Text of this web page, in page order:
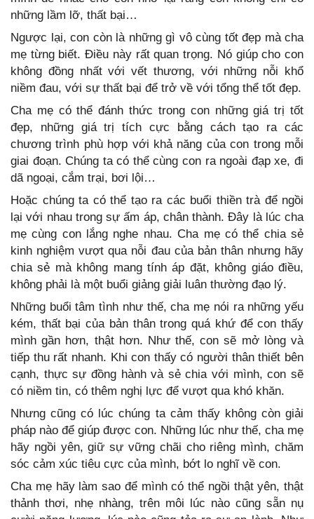
những lầm lỡ, thất bại…
Ngược lại, con còn là những gì vô cùng tốt đẹp mà cha
mẹ từng biết. Điều này rất quan trọng. Nó giúp cho con
không đồng nhất với vết thương, với những nỗi khổ
niềm đau, với sự thất bại để trở về với tổng thể tốt đẹp.
Cha mẹ có thể đánh thức trong con những giá trị tốt
đẹp, những giá trị tích cực bằng cách tạo ra các
chương trình phù hợp với khả năng của con trong mỗi
giai đoạn. Chúng ta có thể cùng con ra ngoài đạp xe, đi
dã ngoại, cắm trại, bơi lội…
Hoặc chúng ta có thể tạo ra các buổi thiền trà để ngồi
lại với nhau trong sự ấm áp, chân thành. Đây là lúc cha
mẹ cùng con lắng nghe nhau. Cha mẹ có thể chia sẻ
kinh nghiệm vượt qua nỗi đau của bản thân nhưng hãy
chia sẻ mà không mang tính áp đặt, không giáo điều,
không phải là một buổi giảng giải luân thường đạo lý.
Những buổi tâm tình như thế, cha mẹ nói ra những yếu
kém, thất bại của bản thân trong quá khứ để con thấy
mình gần hơn, thật hơn. Như thế, con sẽ mở lòng và
tiếp thu rất nhanh. Khi con thấy có người thân thiết bên
cạnh, thực sự đồng hành và sẻ chia với mình, con sẽ
có niềm tin, có thêm nghị lực để vượt qua khó khăn.
Nhưng cũng có lúc chúng ta cảm thấy không còn giải
pháp nào để giúp được con. Những lúc như thế, cha mẹ
hãy ngồi yên, giữ sự vững chãi cho riêng mình, chăm
sóc cảm xúc tiêu cực của mình, bớt lo nghĩ về con.
Cha mẹ hãy làm sao để mình có thể ngồi thật yên, thật
thảnh thơi, nhẹ nhàng, trên môi lúc nào cũng sẵn nụ